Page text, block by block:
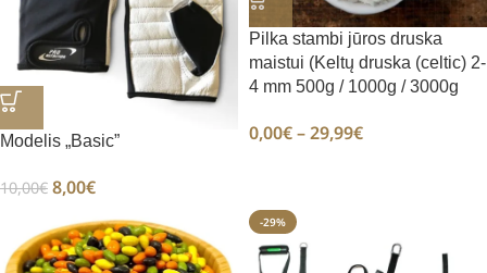
Modelis „Basic”
10,00€ 8,00€
Pilka stambi jūros druska
maistui (Keltų druska (celtic) 2-
4 mm 500g / 1000g / 3000g
0,00€–29,99€
-29%